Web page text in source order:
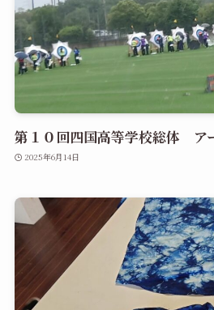
第１０回四国高等学校総体 ア
2025年6月14日